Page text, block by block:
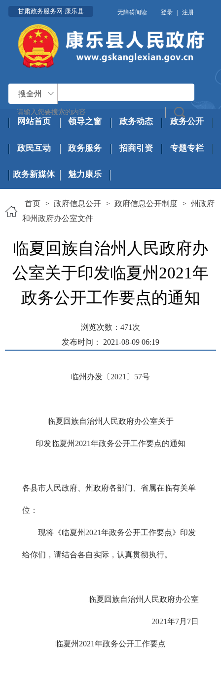
甘肃政务服务网·康乐县 无障碍阅读 登录 | 注册
搜全州
网站首页 领导之窗 政务动态 政务公开
政民互动 政务服务 招商引资 专题专栏
政务新媒体 魅力康乐
首页 > 政府信息公开 > 政府信息公开制度 > 州政府
和州政府办公室文件
临夏回族自治州人民政府办
公室关于印发临夏州2021年
政务公开工作要点的通知
浏览次数： 471 次
发布时间： 2021-08-09 06:19
临州办发〔2021〕57号
临夏回族自治州人民政府办公室关于
印发临夏州2021年政务公开工作要点的通知
各县市人民政府、州政府各部门、省属在临有关单
位：
现将《临夏州2021年政务公开工作要点》印发
给你们，请结合各自实际，认真贯彻执行。
临夏回族自治州人民政府办公室
2021年7月7日
临夏州2021年政务公开工作要点